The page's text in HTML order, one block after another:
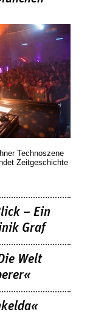
Technoszene
Zeitgeschichte
– Ein
Graf
Welt